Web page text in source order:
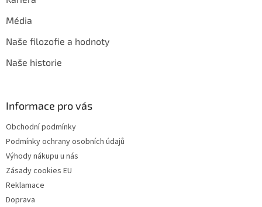
Média
Naše filozofie a hodnoty
Naše historie
Informace pro vás
Obchodní podmínky
Podmínky ochrany osobních údajů
Výhody nákupu u nás
Zásady cookies EU
Reklamace
Doprava